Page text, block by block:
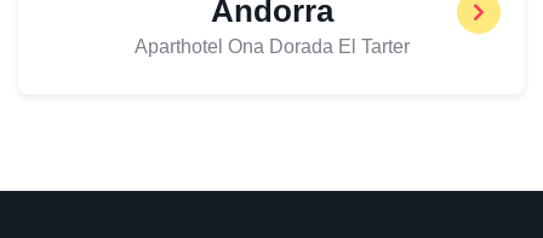
Andorra
Aparthotel Ona Dorada El Tarter